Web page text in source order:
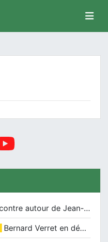
Une rencontre autour de Jean-Claude Suaudeau
Bernard Verret en dédicaces le samedi 13 décembre à l’Espace Culturel Atlantis